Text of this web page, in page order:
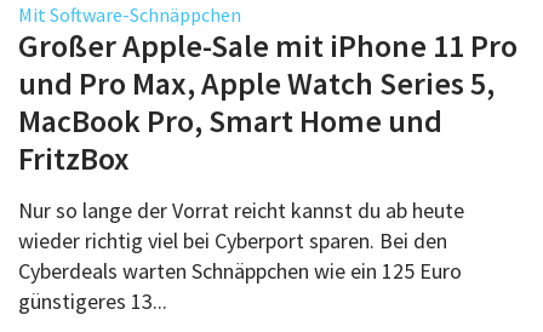
Mit Software-Schnäppchen
Großer Apple-Sale mit iPhone 11 Pro
und Pro Max, Apple Watch Series 5,
MacBook Pro, Smart Home und
FritzBox
Nur so lange der Vorrat reicht kannst du ab heute
wieder richtig viel bei Cyberport sparen. Bei den
Cyberdeals warten Schnäppchen wie ein 125 Euro
günstigeres 13...